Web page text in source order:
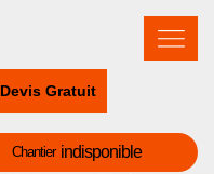
Devis Gratuit
Chantier indisponible